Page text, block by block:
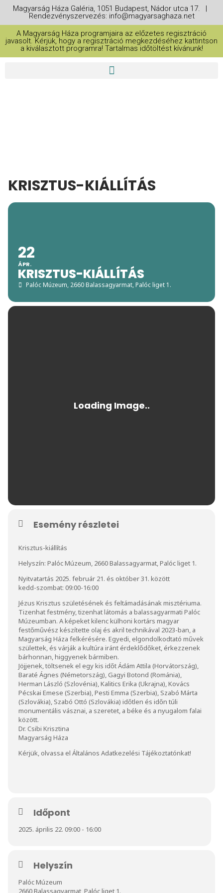
Magyarság Háza Galéria, 1051 Budapest, Nádor utca 17. |
Rendezvényszervezés: info@magyarsaghaza.net
A Magyarság Háza programjaira az előzetes regisztráció
javasolt. Kérjük, hogy a regisztráció megkezdéséhez kattintson
a kiválasztott programra! Tartalmas időtöltést kívánunk!
KRISZTUS-KIÁLLÍTÁS
22
ÁPR.
KRISZTUS-KIÁLLÍTÁS
Palóc Múzeum, 2660 Balassagyarmat, Palóc liget 1.
Esemény részletei
Krisztus-kiállítás
Helyszín: Palóc Múzeum, 2660 Balassagyarmat, Palóc liget 1.
Nyitvatartás 2025. február 21. és október 31. között
kedd-szombat: 09:00-16:00
Jézus Krisztus születésének és feltámadásának misztériuma.
Tizenhat festmény, tizenhat látomás a balassagyarmati Palóc
Múzeumban. A képeket kilenc külhoni kortárs magyar
festőművész készítette olaj és akril technikával 2023-ban, a
Magyarság Háza felkérésére. Egyedi, elgondolkodtató művek
születtek, és várják a kultúra iránt érdeklődőket, érkezzenek
bárhonnan, higgyenek bármiben.
Jöjjenek, töltsenek el egy kis időt Ádám Attila (Horvátország),
Baraté Ágnes (Németország), Gagyi Botond (Románia),
Herman László (Szlovénia), Kalitics Erika (Ukrajna), Kovács
Pécskai Emese (Szerbia), Pesti Emma (Szerbia), Szabó Márta
(Szlovákia), Szabó Ottó (Szlovákia) időtlen és időn túli
monumentális vásznai, a szeretet, a béke és a nyugalom falai
között.
Dr. Csibi Krisztina
Magyarság Háza
Kérjük, olvassa el Általános Adatkezelési Tájékoztatónkat!
Időpont
2025. április 22. 09:00 - 16:00
Helyszín
Palóc Múzeum
2660 Balassagyarmat, Palóc liget 1.